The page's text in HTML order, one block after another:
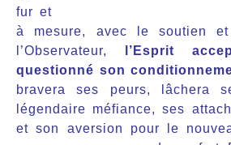
fur et
à mesure, avec le soutien
l’Observateur,
l’Esprit
questionné son
bravera ses peurs, lâchera
légendaire méfiance, ses
et son aversion pour le